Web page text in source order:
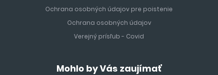
Ochrana osobných údajov pre poistenie
Ochrana osobných údajov
Verejný prísľub - Covid
Mohlo by Vás zaujímať